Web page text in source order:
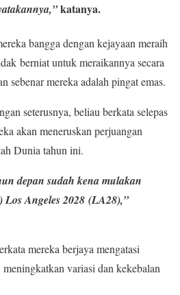
katanya.
bangga dengan kejayaan meraih
berniat untuk meraikannya secara
sebenar mereka adalah pingat emas.
seterusnya, beliau berkata selepas
akan meneruskan perjuangan
Dunia tahun ini.
depan sudah kena mulakan
Angeles 2028 (LA28),”
mereka berjaya mengatasi
variasi dan kekebalan